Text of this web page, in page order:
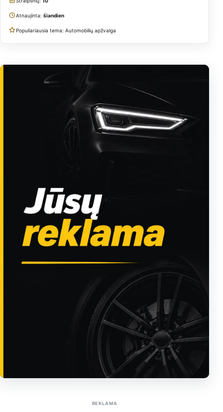
Atnaujinta: šiandien
Populiariausia tema: Automobilių apžvalga
REKLAMA